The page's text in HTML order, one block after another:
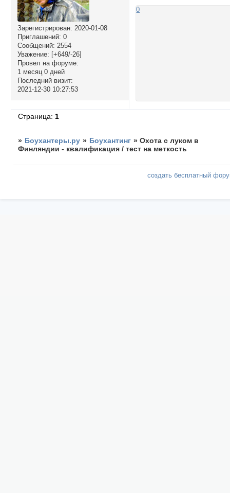
Зарегистрирован: 2020-01-08
Приглашений: 0
Сообщений: 2554
Уважение: [+649/-26]
Провел на форуме:
1 месяц 0 дней
Последний визит:
2021-12-30 10:27:53
0
Страница:1
» Боухантеры.ру » Боухантинг »Охота с луком в
Финляндии - квалификация / тест на меткость
создать бесплатный